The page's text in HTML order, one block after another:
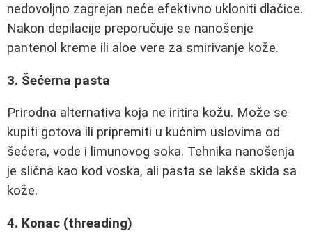
nedovoljno zagrejan neće efektivno ukloniti dlačice.
Nakon depilacije preporučuje se nanošenje
pantenol kreme ili aloe vere za smirivanje kože.
3. Šećerna pasta
Prirodna alternativa koja ne iritira kožu. Može se
kupiti gotova ili pripremiti u kućnim uslovima od
šećera, vode i limunovog soka. Tehnika nanošenja
je slična kao kod voska, ali pasta se lakše skida sa
kože.
4. Konac (threading)